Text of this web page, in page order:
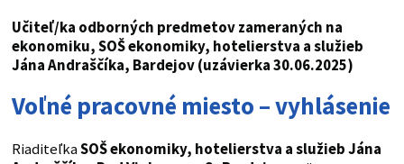
Učiteľ/ka odborných predmetov zameraných na
ekonomiku, SOŠ ekonomiky, hotelierstva a služieb
Jána Andraščíka, Bardejov (uzávierka 30.06.2025)
Voľné pracovné miesto – vyhlásenie
RiaditeľkaSOŠ ekonomiky, hotelierstva a služieb Jána